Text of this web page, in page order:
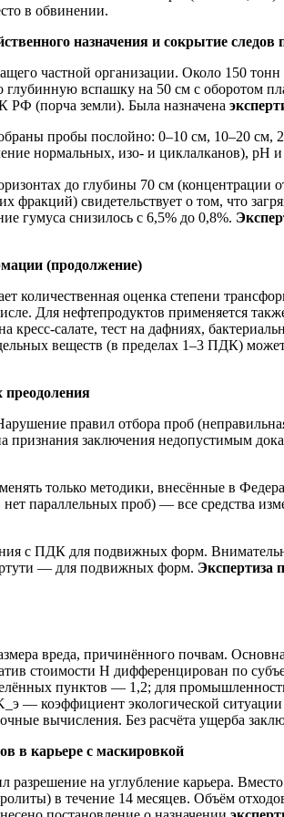
в обвинении.
назначения и сокрытие
частной организации. Около 150
вспашку на 50 см с оборотом
РФ (порча земли). Была назначена
пробы послойно: 0–10 см, 10–20 см,
нормальных, изо- и циклалканов), pH
до глубины 70 см (концентрации
фракций) свидетельствует о том, что
гумуса снизилось с 6,5% до 0,8%.
(продолжение)
количественная оценка степени
Для нефтепродуктов применяется
кресс-салате, тест на дафниях,
веществ (в пределах 1–3 ПДК)
правил отбора проб
заключения недопустимым
только методики, внесённые в
нет параллельных проб) — все средства
с ПДК для подвижных форм.
ртути — для подвижных форм. Экспертиза
вреда, причинённого почвам.
стоимости H дифференцирован по
пунктов — 1,2; для
— коэффициент экологической
вычисления. Без расчёта ущерба
в карьере с маскировкой
разрешение на углубление карьера.
в течение 14 месяцев. Объём